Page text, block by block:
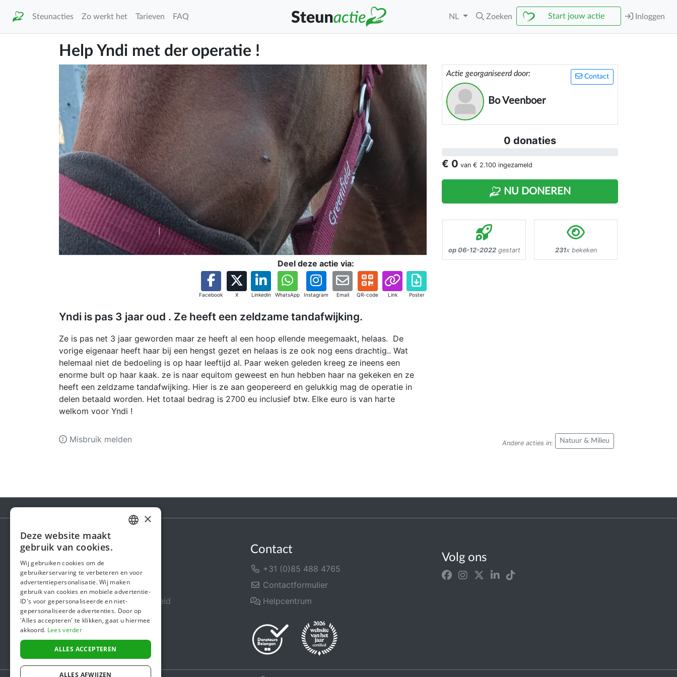
Steunacties Zo werkt het Tarieven FAQ NL Zoeken Start jouw actie Inloggen
Help Yndi met der operatie !
Deel deze actie via:
Facebook X Linkedin WhatsApp Instagram Email QR-code Link Poster
Yndi is pas 3 jaar oud . Ze heeft een zeldzame tandafwijking.
Ze is pas net 3 jaar geworden maar ze heeft al een hoop ellende meegemaakt, helaas. De
vorige eigenaar heeft haar bij een hengst gezet en helaas is ze ook nog eens drachtig.. Wat
helemaal niet de bedoeling is op haar leeftijd al. Paar weken geleden kreeg ze ineens een
enorme bult op haar kaak. ze is naar equitom geweest en hun hebben haar na gekeken en ze
heeft een zeldzame tandafwijking. Hier is ze aan geopereerd en gelukkig mag de operatie in
delen betaald worden. Het totaal bedrag is 2700 eu inclusief btw. Elke euro is van harte
welkom voor Yndi !
Contact
Actie georganiseerd door:
Bo Veenboer
0 donaties
€ 0 van € 2.100 ingezameld
NU DONEREN
op 06-12-2022gestart 231x bekeken
Andere acties in: Natuur & Milieu
Misbruik melden
Steunactie
Over ons
In de media
Veiligheid & Betrouwbaarheid
Algemene voorwaarden
Privacybeleid
Cookiebeleid
Contact
+31 (0)85 488 4765
Contactformulier
Helpcentrum
Volg ons
ENGLISH
×
Deze website maakt
gebruik van cookies.
Wij gebruiken cookies om de
gebruikerservaring te verbeteren en voor
advertentiepersonalisatie. Wij maken
gebruik van cookies en mobiele advertentie-
ID's voor gepersonaliseerde en niet-
gepersonaliseerde advertenties. Door op
'Alles accepteren' te klikken, gaat u hiermee
akkoord. Lees verder
ALLES ACCEPTEREN
ALLES AFWIJZEN